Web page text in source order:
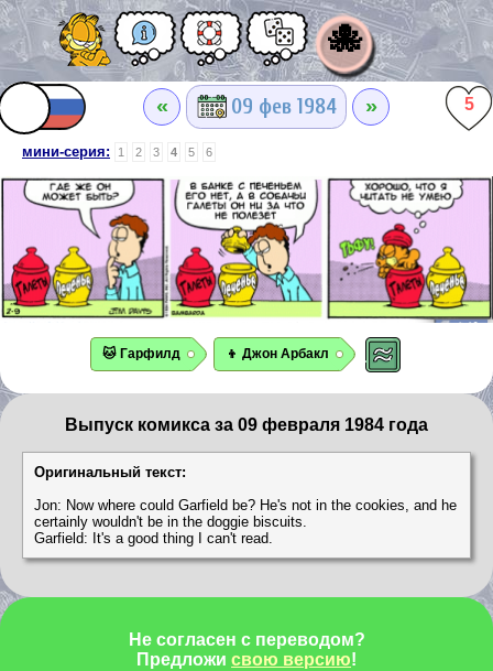
🐙
« 09 фев 1984 » 5
мини-серия: 1 2 3 4 5 6
🐱 Гарфилд 👦 Джон Арбакл
Выпуск комикса за 09 февраля 1984 года
Оригинальный текст:
Jon: Now where could Garfield be? He's not in the cookies, and he
certainly wouldn't be in the doggie biscuits.
Garfield: It's a good thing I can't read.
Не согласен с переводом?
Предложи свою версию!